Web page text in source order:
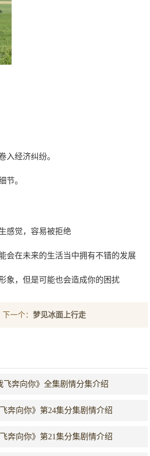
入经济纠纷。
节。
感觉，容易被拒绝
会在未来的生活当中拥有不错的发展
象，但是可能也会造成你的困扰
下一个： 梦见冰面上行走
飞奔向你》全集剧情分集介绍
飞奔向你》第24集分集剧情介绍
飞奔向你》第21集分集剧情介绍